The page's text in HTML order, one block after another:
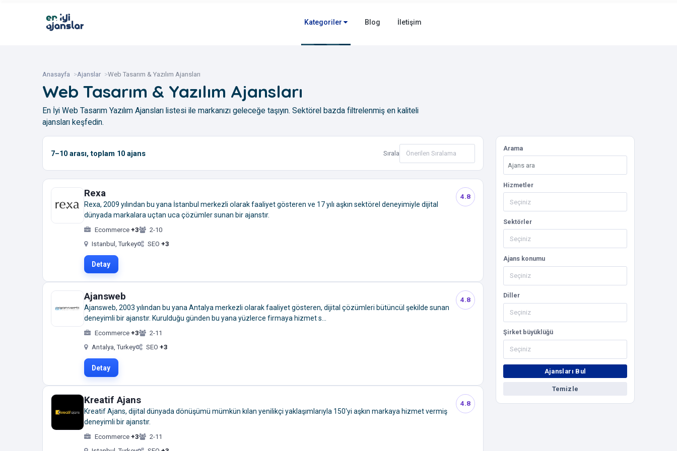
Kategoriler Blog İletişim
Anasayfa Ajanslar Web Tasarım & Yazılım Ajansları
Web Tasarım & Yazılım Ajansları
En İyi Web Tasarım Yazılım Ajansları listesi ile markanızı geleceğe taşıyın. Sektörel bazda filtrelenmiş en kaliteli
ajansları keşfedin.
7–10 arası, toplam 10 ajans Sırala
Rexa
Rexa, 2009 yılından bu yana İstanbul merkezli olarak faaliyet gösteren ve 17 yılı aşkın sektörel deneyimiyle dijital
dünyada markalara uçtan uca çözümler sunan bir ajanstır.
Ecommerce +3
2-10
Istanbul, Turkey
SEO+3
Detay
4.8
Ajansweb
Ajansweb, 2003 yılından bu yana Antalya merkezli olarak faaliyet gösteren, dijital çözümleri bütüncül şekilde sunan
deneyimli bir ajanstır. Kurulduğu günden bu yana yüzlerce firmaya hizmet s...
Ecommerce +3
2-11
Antalya, Turkey
SEO+3
Detay
4.8
Kreatif Ajans
Kreatif Ajans, dijital dünyada dönüşümü mümkün kılan yenilikçi yaklaşımlarıyla 150'yi aşkın markaya hizmet vermiş
deneyimli bir ajanstır.
Ecommerce +3
2-11
4.8
Arama
Hizmetler
Sektörler
Ajans konumu
Diller
Şirket büyüklüğü
Ajansları Bul
Temizle